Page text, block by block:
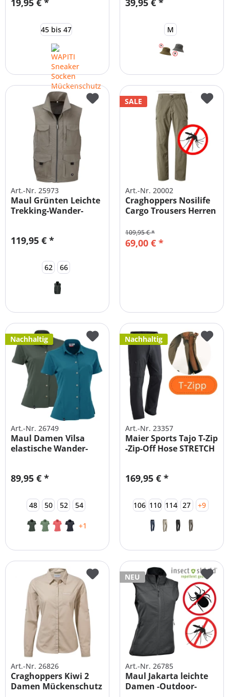
19,95 € *
45 bis 47
39,95 € *
M
Art.-Nr. 25973
Maul Grünten Leichte
Trekking-Wander-
119,95 € *
62 66
SALE
Art.-Nr. 20002
Craghoppers Nosilife
Cargo Trousers Herren
69,00 € *
109,95 € *
Nachhaltig
Art.-Nr. 26749
Maul Damen Vilsa
elastische Wander-
89,95 € *
48 50 52 54
+1
Nachhaltig
Art.-Nr. 23357
Maier Sports Tajo T-Zip
-Zip-Off Hose STRETCH
169,95 € *
106 110 114 27 +9
Art.-Nr. 26826
Craghoppers Kiwi 2
Damen Mückenschutz
NEU
Art.-Nr. 26785
Maul Jakarta leichte
Damen -Outdoor-